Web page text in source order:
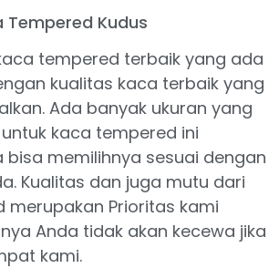
Tempered Kudus
tempered terbaik yang ada
kualitas kaca terbaik yang
Ada banyak ukuran yang
kaca tempered ini
bisa memilihnya sesuai dengan
Kualitas dan juga mutu dari
merupakan Prioritas kami
Anda tidak akan kecewa jika
kami.